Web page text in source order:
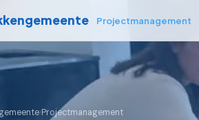
Projectmanagement
›Projectmanagement